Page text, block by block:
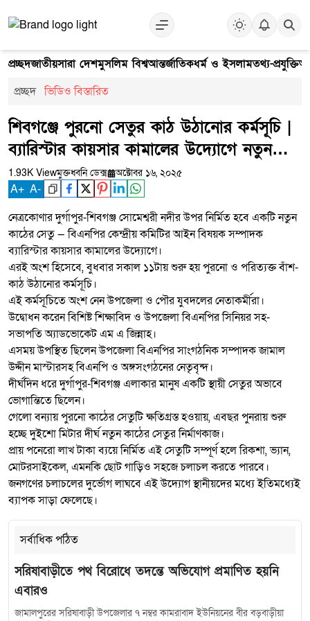
প্রচ্ছদজাতীয়সারা দেশমুসলিম বিশ্বআন্তর্জাতিকধর্ম ও ইসলামতথ্য-প্রযুক্তি
প্রচ্ছদ ভিডিও বিস্তারিত
শিবগঞ্জে পুরনো সেতুর কাঠ উঠানোর কর্মসূচি |
ব্যারিস্টার কায়সার কামালের উদ্যোগে নতুন
সেতু
1.93K Viewমুক্তধ্বনি ডেক্স অক্টোবর ১৬, ২০২৫
A+ A-
নেত্রকোণার দুর্গাপুর-শিবগঞ্জ সোমেশ্বরী নদীর উপর নির্মিত হবে একটি নতুন
কাঠের সেতু — বিএনপির কেন্দ্রীয় কমিটির আইন বিষয়ক সম্পাদক
ব্যারিস্টার কায়সার কামালের উদ্যোগে।
এরই অংশ হিসেবে, বুধবার সকাল ১১টায় শুরু হয় পুরনো ও পরিত্যক্ত বাঁশ-
কাঠ উঠানোর কর্মসূচি।
এই কর্মসূচিতে অংশ নেন উপজেলা ও পৌর যুবদলের নেতাকর্মীরা।
উদ্বোধন করেন বিশিষ্ট শিক্ষাবিদ ও উপজেলা বিএনপির সিনিয়র সহ-
সভাপতি অ্যাডভোকেট এম এ জিন্নাহ।
এসময় উপস্থিত ছিলেন উপজেলা বিএনপির সাংগঠনিক সম্পাদক জামাল
উদ্দীন মাস্টারসহ বিএনপি ও অঙ্গসংগঠনের নেতৃবৃন্দ।
দীর্ঘদিন ধরে দুর্গাপুর-শিবগঞ্জ এলাকার মানুষ একটি স্থায়ী সেতুর অভাবে
ভোগান্তিতে ছিলেন।
গেলো বন্যায় পুরনো কাঠের সেতুটি ক্ষতিগ্রস্ত হওয়ায়, এবছর পুনরায় শুরু
হচ্ছে দুইশো মিটার দীর্ঘ নতুন কাঠের সেতুর নির্মাণকাজ।
প্রায় পনেরো লাখ টাকা ব্যয়ে নির্মিত এই সেতুটি সম্পূর্ণ হলে রিকশা, ভ্যান,
মোটরসাইকেল, এমনকি ছোট গাড়িও সহজে চলাচল করতে পারবে।
জনগণের চলাচলের দুর্ভোগ লাঘবে এই উদ্যোগ স্থানীয়দের মধ্যে ইতিমধ্যেই
ব্যাপক সাড়া ফেলেছে।
সর্বাধিক পঠিত
সরিষাবাড়ীতে পথ বিরোধে তদন্তে অভিযোগ প্রমাণিত হয়নি
এবারও
জামালপুরের সরিষাবাড়ী উপজেলার ৭ নম্বর কামরাবাদ ইউনিয়নের বীর বড়বাড়ীয়া